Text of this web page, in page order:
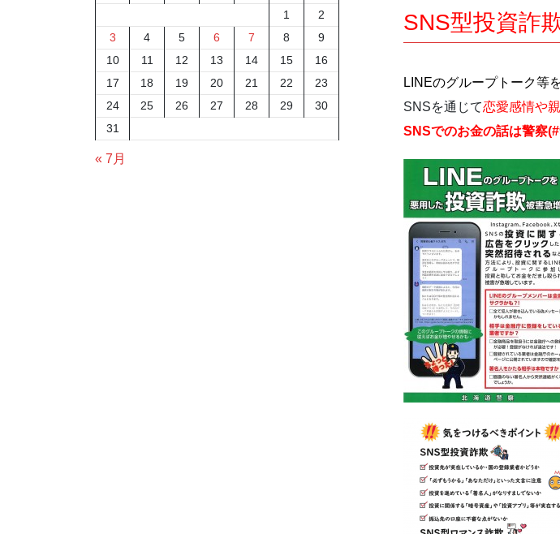
SNS型投資詐
LINEのグループトーク等
SNSを通じて恋愛感情や
SNSでのお金の話は警察
1
2
3
4 5 6 7 8
9
10
11 12 13 14 15
16
17
18 19 20 21 22
23
24
25 26 27 28 29
30
31
« 7月